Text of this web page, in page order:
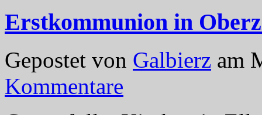
Erstkommunion in
Gepostet von Galbierz am
Kommentare